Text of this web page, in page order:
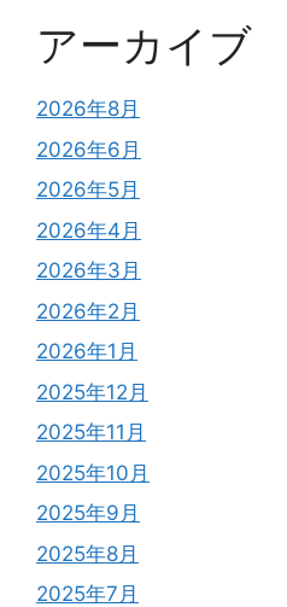
アーカイブ
2026年8月
2026年6月
2026年5月
2026年4月
2026年3月
2026年2月
2026年1月
2025年12月
2025年11月
2025年10月
2025年9月
2025年8月
2025年7月